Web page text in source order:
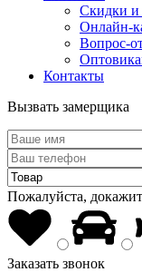
Скидки и
Онлайн-
Вопрос-
Контакты
Вызвать замерщика
Пожалуйста,
Заказать звонок